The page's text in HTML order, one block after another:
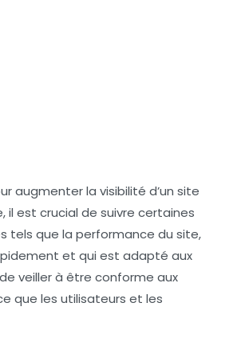
augmenter la visibilité d’un site
il est crucial de suivre certaines
tels que la performance du site,
et qui est adapté aux
veiller à être conforme aux
que les utilisateurs et les